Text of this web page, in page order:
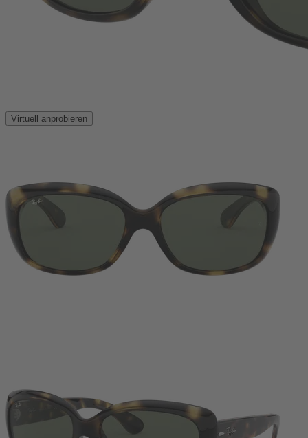
Virtuell anprobieren